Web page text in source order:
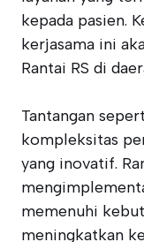
kepada pasien.
kerjasama ini
Rantai RS di
Tantangan
kompleksitas
yang inovatif.
memenuhi
meningkatkan